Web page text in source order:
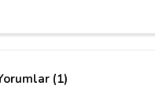
(1)